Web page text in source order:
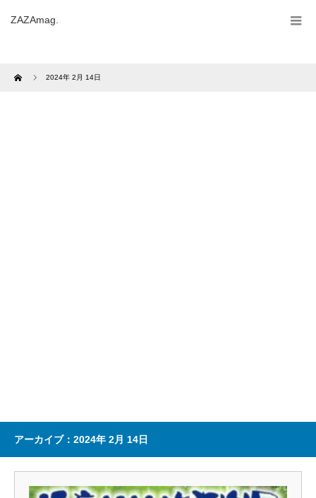
ZAZAmag.
Home 2024年 2月 14日
アーカイブ：2024年 2月 14日